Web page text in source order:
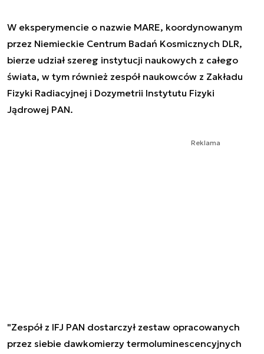
W eksperymencie o nazwie MARE, koordynowanym
przez Niemieckie Centrum Badań Kosmicznych DLR,
bierze udział szereg instytucji naukowych z całego
świata, w tym również zespół naukowców z Zakładu
Fizyki Radiacyjnej i Dozymetrii Instytutu Fizyki
Jądrowej PAN.
Reklama
"Zespół z IFJ PAN dostarczył zestaw opracowanych
przez siebie dawkomierzy termoluminescencyjnych